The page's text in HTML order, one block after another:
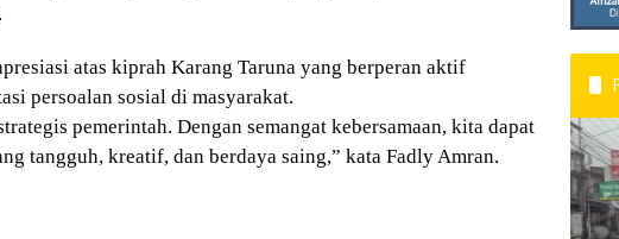
atas kiprah Karang Taruna yang berperan aktif
persoalan sosial di masyarakat.
pemerintah. Dengan semangat kebersamaan, kita dapat
tangguh, kreatif, dan berdaya saing,” kata Fadly Amran.